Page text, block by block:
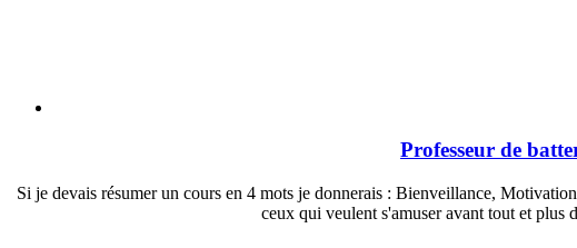
Professeur de
Si je devais résumer un cours en 4 mots je donnerais : Bienveillance,
ceux qui veulent s'amuser avant tout et plus